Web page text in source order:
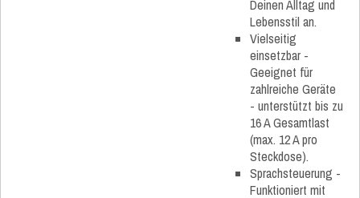
Deinen Alltag und
Lebensstil an.
Vielseitig
einsetzbar -
Geeignet für
zahlreiche Geräte
- unterstützt bis zu
16 A Gesamtlast
(max. 12 A pro
Steckdose).
Sprachsteuerung -
Funktioniert mit